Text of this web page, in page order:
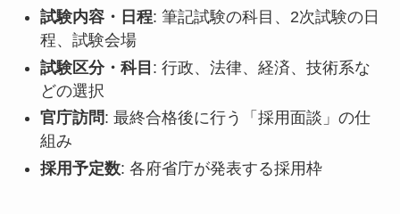
試験内容・日程: 筆記試験の科目、2次試験の日
程、試験会場
試験区分・科目 : 行政、法律、経済、技術系な
どの選択
官庁訪問: 最終合格後に行う「採用面談」の仕
組み
採用予定数: 各府省庁が発表する採用枠